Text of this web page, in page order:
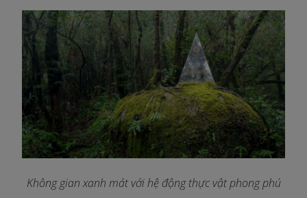
Không gian xanh mát với hệ động thực vật phong phú